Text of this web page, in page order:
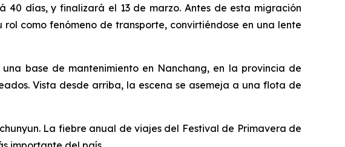
días, y finalizará el 13 de marzo. Antes de esta migración
como fenómeno de transporte, convirtiéndose en una lente
base de mantenimiento en Nanchang, en la provincia de
Vista desde arriba, la escena se asemeja a una flota de
La fiebre anual de viajes del Festival de Primavera de